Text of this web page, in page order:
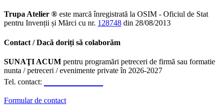
Trupa Atelier ® este marcă înregistrată la OSIM - Oficiul de Stat
pentru Invenții și Mărci cu nr. 128748 din 28/08/2013
Contact / Dacă doriți să colaborăm
SUNAŢI ACUM pentru programări petreceri de firmă sau formatie
nunta / petreceri / evenimente private în 2026-2027
Tel. contact:
Formular de contact